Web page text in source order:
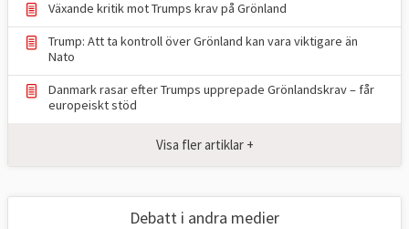
Växande kritik mot Trumps krav på Grönland
Trump: Att ta kontroll över Grönland kan vara viktigare än
Nato
Danmark rasar efter Trumps upprepade Grönlandskrav – får
europeiskt stöd
Visa fler artiklar +
Debatt i andra medier